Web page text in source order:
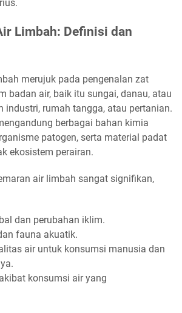
Limbah: Definisi dan
merujuk pada pengenalan zat
badan air, baik itu sungai, danau, atau
industri, rumah tangga, atau pertanian.
berbagai bahan kimia
patogen, serta material padat
ekosistem perairan.
air limbah sangat signifikan,
dan perubahan iklim.
fauna akuatik.
air untuk konsumsi manusia dan
konsumsi air yang